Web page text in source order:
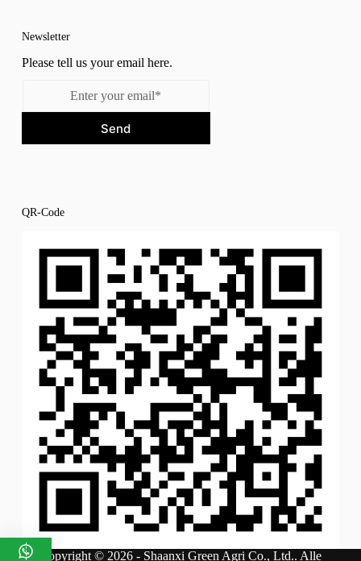
Newsletter
Please tell us your email here.
Send
QR-Code
Copyright © 2026 - Shaanxi Green Agri Co., Ltd.. Alle